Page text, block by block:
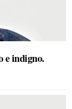
e indigno.